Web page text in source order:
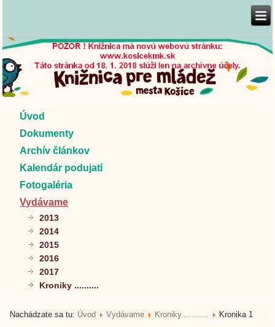
Úvod
Dokumenty
Archív článkov
Kalendár podujatí
Fotogaléria
Vydávame
2013
2014
2015
2016
2017
Kroniky ..........
Nachádzate sa tu: Úvod Vydávame Kroniky ..........
Kronika 1